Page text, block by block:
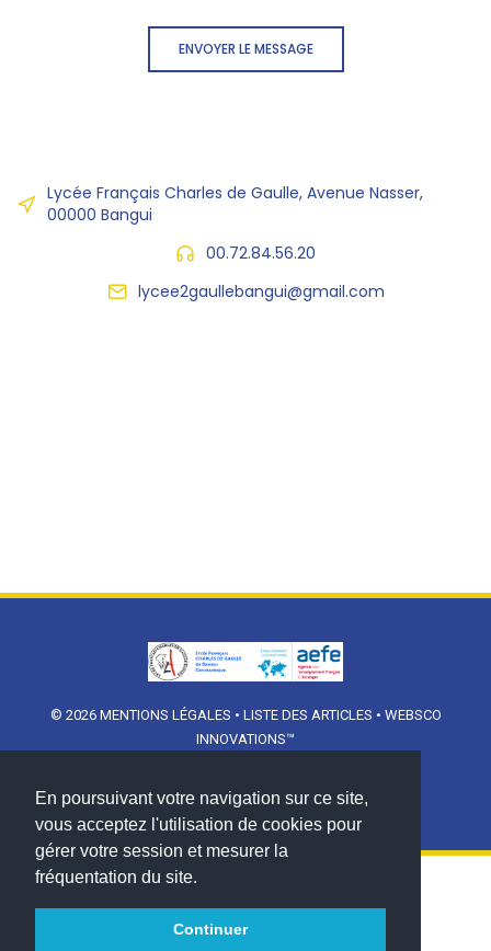
En poursuivant votre navigation sur ce site,
vous acceptez l'utilisation de cookies pour
gérer votre session et mesurer la
fréquentation du site.
Continuer
ENVOYER LE MESSAGE
Lycée Français Charles de Gaulle, Avenue Nasser,
00000 Bangui
00.72.84.56.20
lycee2gaullebangui@gmail.com
© 2026 MENTIONS LÉGALES • LISTE DES ARTICLES • WEBSCO
INNOVATIONS™